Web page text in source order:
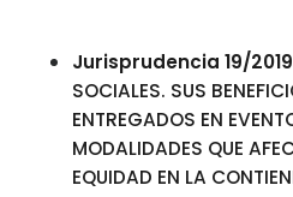
Jurisprudencia 19/2019
SOCIALES. SUS
ENTREGADOS EN
MODALIDADES QUE
EQUIDAD EN LA